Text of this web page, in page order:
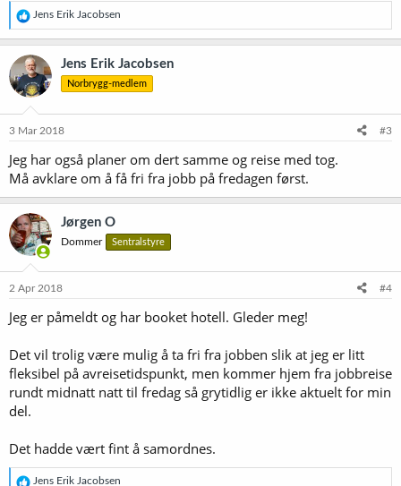
R
e
a
k
s
j
o
e
:
Jens Erik Jacobsen
Jens Erik Jacobsen
Norbrygg-medlem
3 Mar 2018 #3
Jeg har også planer om dert samme og reise med tog.
Må avklare om å få fri fra jobb på fredagen først.
Jørgen O
Dommer Sentralstyre
2 Apr 2018 #4
Jeg er påmeldt og har booket hotell. Gleder meg!
Det vil trolig være mulig å ta fri fra jobben slik at jeg er litt
fleksibel på avreisetidspunkt, men kommer hjem fra jobbreise
rundt midnatt natt til fredag så grytidlig er ikke aktuelt for min
del.
Det hadde vært fint å samordnes.
R
Jens Erik Jacobsen